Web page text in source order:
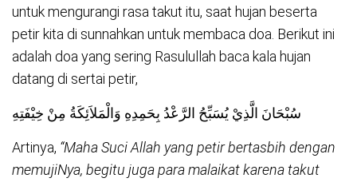
untuk mengurangi rasa takut itu, saat hujan beserta
petir kita di sunnahkan untuk membaca doa. Berikut ini
adalah doa yang sering Rasulullah baca kala hujan
datang di sertai petir,
سُبْحَانَ الَّذِيْ يُسَبِّحُ الرَّعْدُ بِحَمِدِهِ وَالْمَلاَئِكَةُ مِنْ خِيْفَتِهِ
Artinya, “Maha Suci Allah yang petir bertasbih dengan
memujiNya, begitu juga para malaikat karena takut